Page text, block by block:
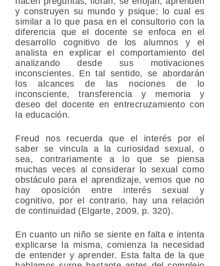
y construyen su mundo y psique; lo cual es
similar a lo que pasa en el consultorio con la
diferencia que el docente se enfoca en el
desarrollo cognitivo de los alumnos y el
analista en explicar el comportamiento del
analizando desde sus motivaciones
inconscientes. En tal sentido, se abordarán
los alcances de las nociones de lo
inconsciente, transferencia y memoria y
deseo del docente en entrecruzamiento con
la educación.
Freud nos recuerda que el interés por el
saber se vincula a la curiosidad sexual, o
sea, contrariamente a lo que se piensa
muchas veces al considerar lo sexual como
obstáculo para el aprendizaje, vemos que no
hay oposición entre interés sexual y
cognitivo, por el contrario, hay una relación
de continuidad (Elgarte, 2009, p. 320).
En cuanto un niño se siente en falta e intenta
explicarse la misma, comienza la necesidad
de entender y aprender. Esta falta de la que